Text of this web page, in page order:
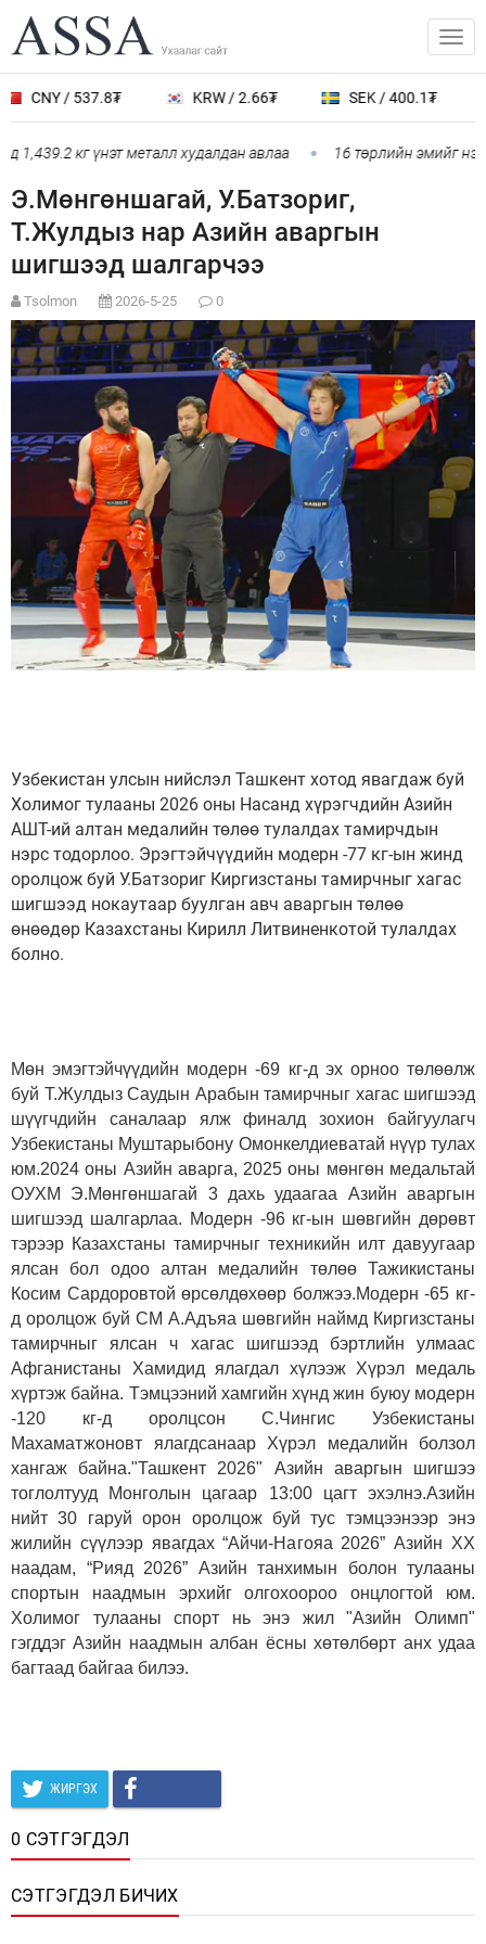
CNY / 537.8₮ KRW / 2.66₮ SEK / 400.1₮
1,439.2 кг үнэт металл худалдан авлаа 16 төрлийн эмийг нэг
Э.Мөнгөншагай, У.Батзориг,
Т.Жулдыз нар Азийн аваргын
шигшээд шалгарчээ
Tsolmon 2026-5-25 0
Узбекистан улсын нийслэл Ташкент хотод явагдаж буй
Холимог тулааны 2026 оны Насанд хүрэгчдийн Азийн
АШТ-ий алтан медалийн төлөө тулалдах тамирчдын
нэрс тодорлоо. Эрэгтэйчүүдийн модерн -77 кг-ын жинд
оролцож буй У.Батзориг Киргизстаны тамирчныг хагас
шигшээд нокаутаар буулган авч аваргын төлөө
өнөөдөр Казахстаны Кирилл Литвиненкотой тулалдах
болно.
Мөн эмэгтэйчүүдийн модерн -69 кг-д эх орноо төлөөлж
буй Т.Жулдыз Саудын Арабын тамирчныг хагас шигшээд
шүүгчдийн саналаар ялж финалд зохион байгуулагч
Узбекистаны Муштарыбону Омонкелдиеватай нүүр тулах
юм.2024 оны Азийн аварга, 2025 оны мөнгөн медальтай
ОУХМ Э.Мөнгөншагай 3 дахь удаагаа Азийн аваргын
шигшээд шалгарлаа. Модерн -96 кг-ын шөвгийн дөрөвт
тэрээр Казахстаны тамирчныг техникийн илт давуугаар
ялсан бол одоо алтан медалийн төлөө Тажикистаны
Косим Сардоровтой өрсөлдөхөөр болжээ.Модерн -65 кг-
д оролцож буй СМ А.Адъяа шөвгийн наймд Киргизстаны
тамирчныг ялсан ч хагас шигшээд бэртлийн улмаас
Афганистаны Хамидид ялагдал хүлээж Хүрэл медаль
хүртэж байна. Тэмцээний хамгийн хүнд жин буюу модерн
-120 кг-д оролцсон С.Чингис Узбекистаны
Махаматжоновт ялагдсанаар Хүрэл медалийн болзол
хангаж байна."Ташкент 2026" Азийн аваргын шигшээ
тоглолтууд Монголын цагаар 13:00 цагт эхэлнэ.Азийн
нийт 30 гаруй орон оролцож буй тус тэмцээнээр энэ
жилийн сүүлээр явагдах “Айчи-Нагояа 2026” Азийн XX
наадам, “Рияд 2026” Азийн танхимын болон тулааны
спортын наадмын эрхийг олгохоороо онцлогтой юм.
Холимог тулааны спорт нь энэ жил "Азийн Олимп"
гэгддэг Азийн наадмын албан ёсны хөтөлбөрт анх удаа
багтаад байгаа билээ.
ЖИРГЭХ
0 СЭТГЭГДЭЛ
СЭТГЭГДЭЛ БИЧИХ